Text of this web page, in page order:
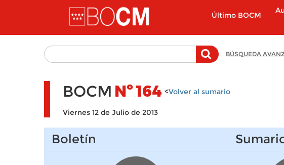
Pasar al contenido principal
Último BOCM
BÚSQUEDA
BOCM Nº164 <Volver al sumario
Viernes 12 de Julio de 2013
Boletín